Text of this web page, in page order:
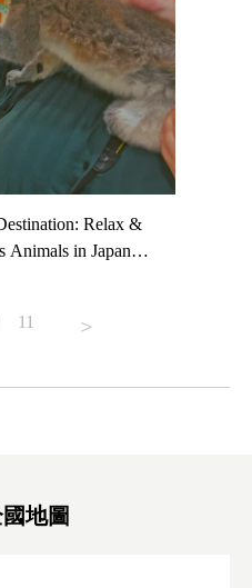
Relax &
Animals in Japan
니터치 #아이와가볼
動體驗 #水豚泡澡 #
11
地圖